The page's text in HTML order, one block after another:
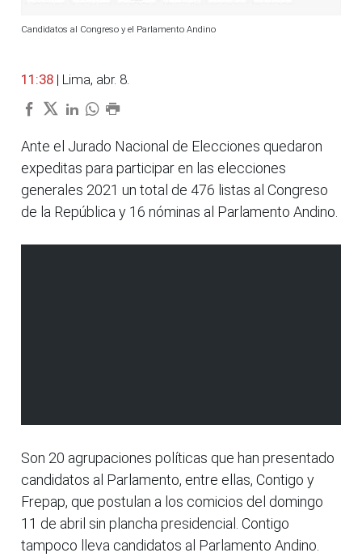
Candidatos al Congreso y el Parlamento Andino
11:38 | Lima, abr. 8.
Ante el Jurado Nacional de Elecciones quedaron
expeditas para participar en las elecciones
generales 2021 un total de 476 listas al Congreso
de la República y 16 nóminas al Parlamento Andino.
Son 20 agrupaciones políticas que han presentado
candidatos al Parlamento, entre ellas, Contigo y
Frepap, que postulan a los comicios del domingo
11 de abril sin plancha presidencial. Contigo
tampoco lleva candidatos al Parlamento Andino.